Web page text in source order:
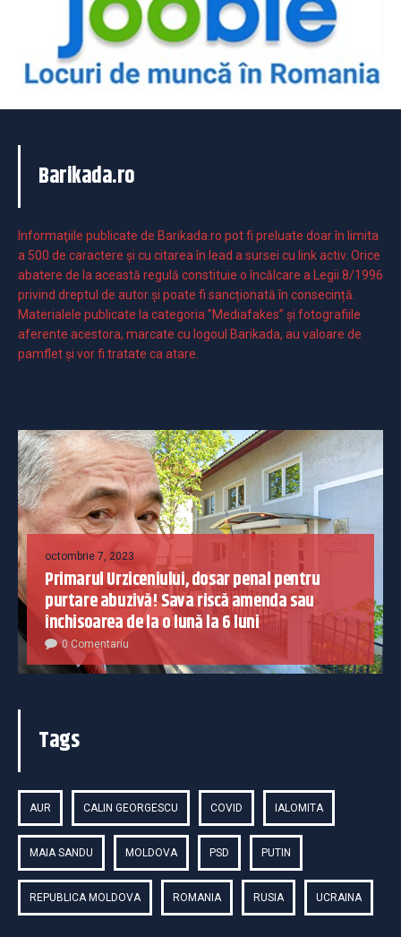
Barikada.ro
Informaţiile publicate de Barikada.ro pot fi preluate doar în limita
a 500 de caractere şi cu citarea în lead a sursei cu link activ. Orice
abatere de la această regulă constituie o încălcare a Legii 8/1996
privind dreptul de autor și poate fi sancționată în consecință.
Materialele publicate la categoria ”Mediafakes” și fotografiile
aferente acestora, marcate cu logoul Barikada, au valoare de
pamflet și vor fi tratate ca atare.
octombrie 7, 2023
Primarul Urziceniului, dosar penal pentru
purtare abuzivă! Sava riscă amenda sau
închisoarea de la o lună la 6 luni
0 Comentariu
Tags
AUR CALIN GEORGESCU COVID IALOMITA
MAIA SANDU MOLDOVA PSD PUTIN
REPUBLICA MOLDOVA ROMANIA RUSIA UCRAINA